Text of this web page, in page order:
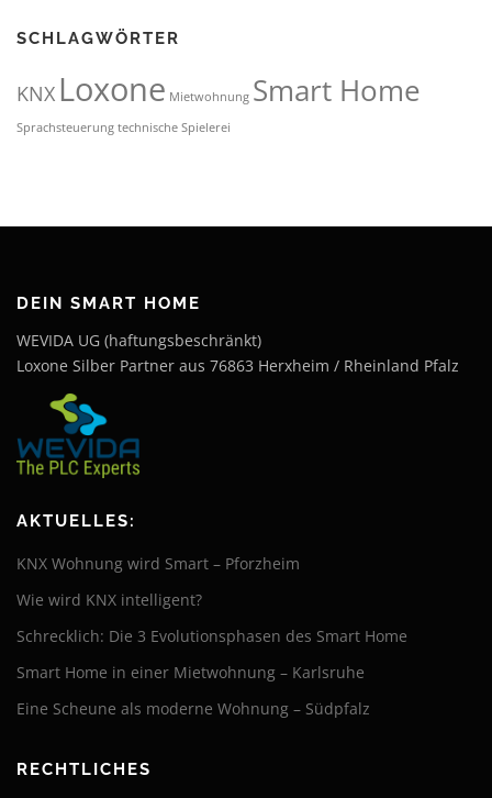
SCHLAGWÖRTER
KNX Loxone Mietwohnung Smart Home
Sprachsteuerung technische Spielerei
DEIN SMART HOME
WEVIDA UG (haftungsbeschränkt)
Loxone Silber Partner aus 76863 Herxheim / Rheinland Pfalz
AKTUELLES:
KNX Wohnung wird Smart – Pforzheim
Wie wird KNX intelligent?
Schrecklich: Die 3 Evolutionsphasen des Smart Home
Smart Home in einer Mietwohnung – Karlsruhe
Eine Scheune als moderne Wohnung – Südpfalz
RECHTLICHES